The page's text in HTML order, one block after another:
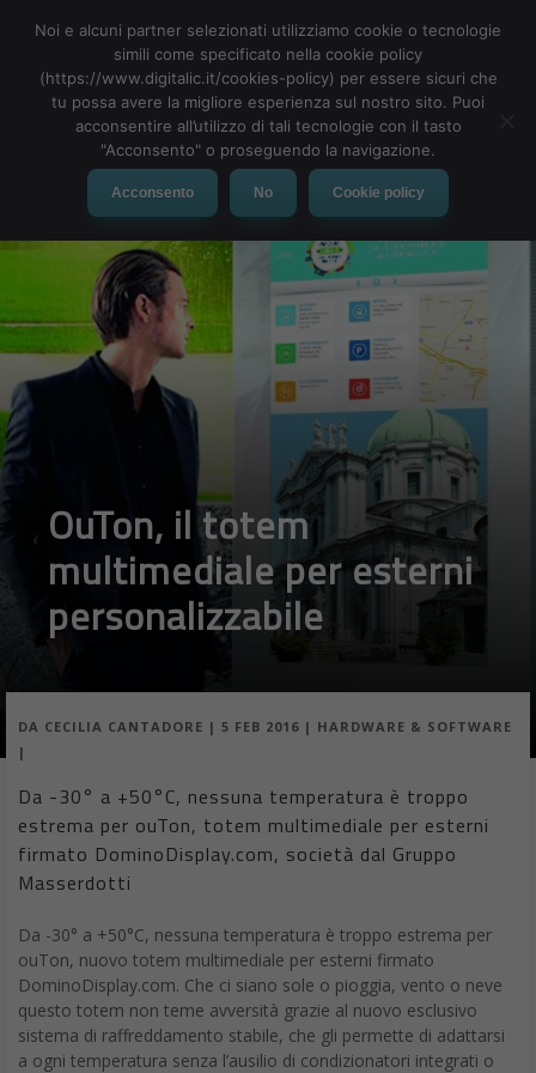
MENU
OuTon, il totem
multimediale per esterni
personalizzabile
DA CECILIA CANTADORE | 5 FEB 2016 | HARDWARE & SOFTWARE
|
Da -30° a +50°C, nessuna temperatura è troppo
estrema per ouTon, totem multimediale per esterni
firmato DominoDisplay.com, società dal Gruppo
Masserdotti
Da -30° a +50°C, nessuna temperatura è troppo estrema per
ouTon, nuovo totem multimediale per esterni firmato
DominoDisplay.com. Che ci siano sole o pioggia, vento o neve
questo totem non teme avversità grazie al nuovo esclusivo
sistema di raffreddamento stabile, che gli permette di adattarsi
a ogni temperatura senza l’ausilio di condizionatori integrati o
Noi e alcuni partner selezionati utilizziamo cookie o tecnologie
simili come specificato nella cookie policy
(https://www.digitalic.it/cookies-policy) per essere sicuri che
tu possa avere la migliore esperienza sul nostro sito. Puoi
acconsentire all’utilizzo di tali tecnologie con il tasto
"Acconsento" o proseguendo la navigazione.
Acconsento No Cookie policy